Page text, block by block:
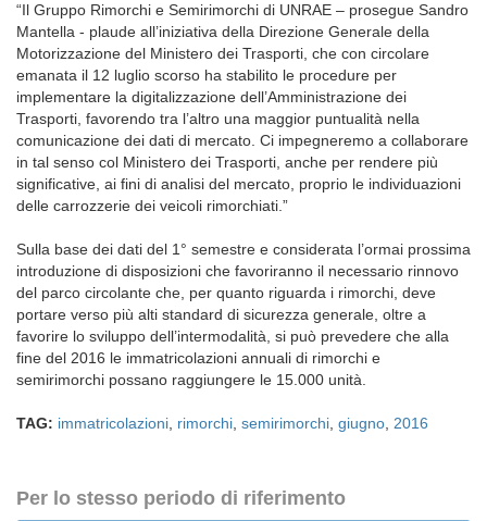
“Il Gruppo Rimorchi e Semirimorchi di UNRAE – prosegue Sandro
Mantella - plaude all’iniziativa della Direzione Generale della
Motorizzazione del Ministero dei Trasporti, che con circolare
emanata il 12 luglio scorso ha stabilito le procedure per
implementare la digitalizzazione dell’Amministrazione dei
Trasporti, favorendo tra l’altro una maggior puntualità nella
comunicazione dei dati di mercato. Ci impegneremo a collaborare
in tal senso col Ministero dei Trasporti, anche per rendere più
significative, ai fini di analisi del mercato, proprio le individuazioni
delle carrozzerie dei veicoli rimorchiati.”
Sulla base dei dati del 1° semestre e considerata l’ormai prossima
introduzione di disposizioni che favoriranno il necessario rinnovo
del parco circolante che, per quanto riguarda i rimorchi, deve
portare verso più alti standard di sicurezza generale, oltre a
favorire lo sviluppo dell’intermodalità, si può prevedere che alla
fine del 2016 le immatricolazioni annuali di rimorchi e
semirimorchi possano raggiungere le 15.000 unità.
TAG: immatricolazioni rimorchi semirimorchi giugno 2016
Per lo stesso periodo di riferimento